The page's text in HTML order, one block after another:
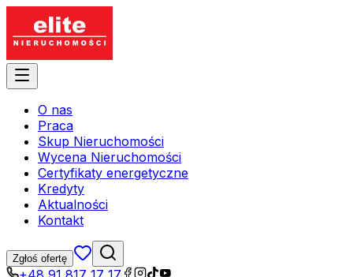
O nas
Praca
Skup Nieruchomości
Wycena Nieruchomości
Certyfikaty energetyczne
Kredyty
Aktualności
Kontakt
Zgłoś ofertę